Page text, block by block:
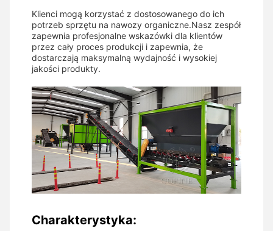
Klienci mogą korzystać z dostosowanego do ich
potrzeb sprzętu na nawozy organiczne.Nasz zespół
zapewnia profesjonalne wskazówki dla klientów
przez cały proces produkcji i zapewnia, że
dostarczają maksymalną wydajność i wysokiej
jakości produkty.
Charakterystyka: